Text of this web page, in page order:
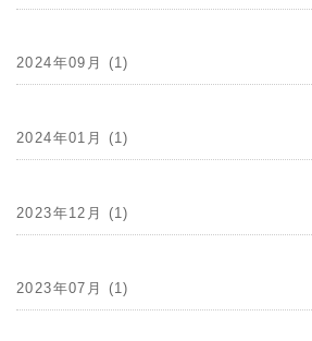
2024年09月 (1)
2024年01月 (1)
2023年12月 (1)
2023年07月 (1)